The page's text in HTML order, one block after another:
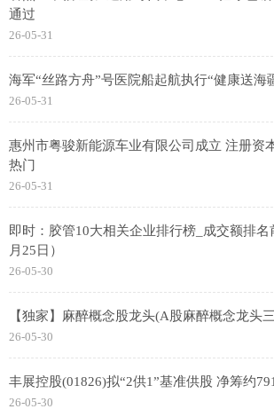
通过
26-05-31
海军“丝路方舟”号医院船起航执行“健康送海
26-05-31
惠州市粤骏新能源车业有限公司成立 注册资
热门
26-05-31
即时：胶管10大相关企业排行榜_成交额排名
月25日）
26-05-30
【独家】麻醉概念股龙头(A股麻醉概念龙头
26-05-30
丰展控股(01826)拟“2供1”基准供股 净筹约
26-05-30